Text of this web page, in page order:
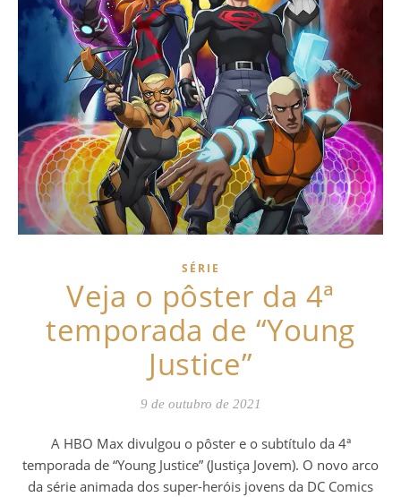
SÉRIE
Veja o pôster da 4ª
temporada de “Young
Justice”
9 de outubro de 2021
A HBO Max divulgou o pôster e o subtítulo da 4ª
temporada de “Young Justice” (Justiça Jovem). O novo arco
da série animada dos super-heróis jovens da DC Comics